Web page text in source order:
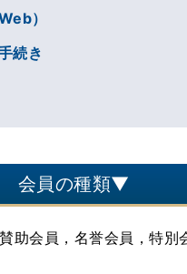
）
続き
会員の種類▼
助会員，名誉会員，特別